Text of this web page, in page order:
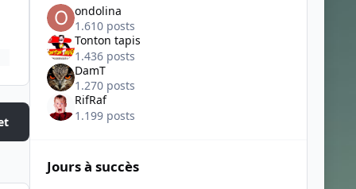
ondolina
1.610 posts
Tonton tapis
1.436 posts
DamT
1.270 posts
RifRaf
1.199 posts
Jours à succès